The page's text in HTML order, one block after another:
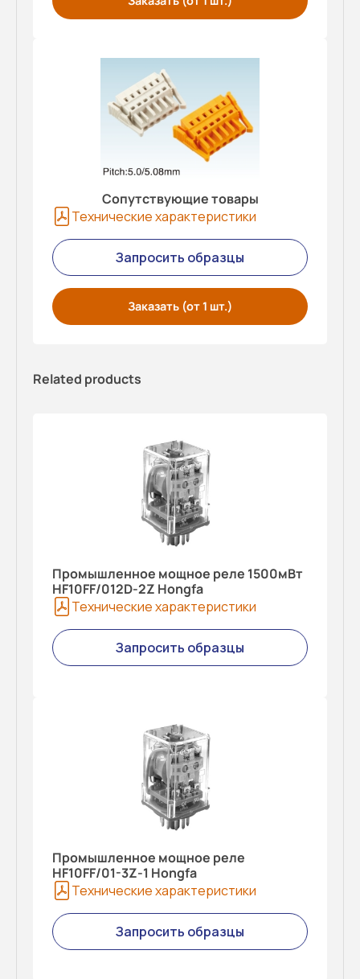
Сопутствующие товары
Технические характеристики
Запросить образцы
Заказать (от 1 шт.)
Related products
Промышленное мощное реле 1500мВт
HF10FF/012D-2Z Hongfa
Технические характеристики
Запросить образцы
Промышленное мощное реле
HF10FF/01-3Z-1 Hongfa
Технические характеристики
Запросить образцы